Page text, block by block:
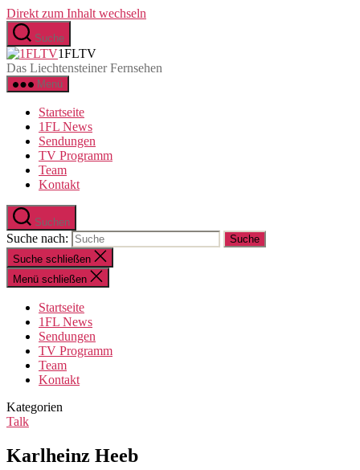
Direkt zum Inhalt wechseln
Suche
1FLTV
Das Liechtensteiner Fernsehen
Menü
Startseite
1FL News
Sendungen
TV Programm
Team
Kontakt
Suchen
Suche nach:
Suche schließen
Menü schließen
Startseite
1FL News
Sendungen
TV Programm
Team
Kontakt
Kategorien
Talk
Karlheinz Heeb